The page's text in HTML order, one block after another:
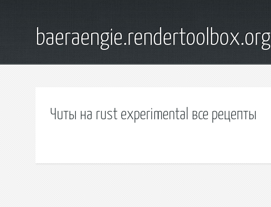
baeraengie.rendertoolbox.org
Читы на rust experimental все рецепты